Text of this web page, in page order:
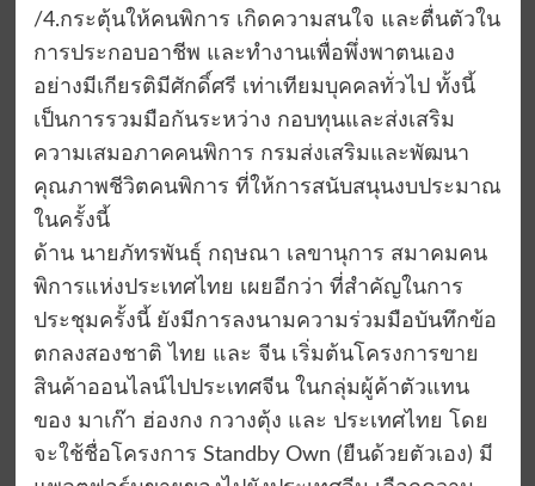
/4.กระตุ้นให้คนพิการ เกิดความสนใจ และตื่นตัวใน
การประกอบอาชีพ และทำงานเพื่อพึ่งพาตนเอง
อย่างมีเกียรติมีศักดิ์ศรี เท่าเทียมบุคคลทั่วไป ทั้งนี้
เป็นการรวมมือกันระหว่าง กอบทุนและส่งเสริม
ความเสมอภาคคนพิการ กรมส่งเสริมและพัฒนา
คุณภาพชีวิตคนพิการ ที่ให้การสนับสนุนงบประมาณ
ในครั้งนี้
ด้าน นายภัทรพันธุ์ กฤษณา เลขานุการ สมาคมคน
พิการแห่งประเทศไทย เผยอีกว่า ที่สำคัญในการ
ประชุมครั้งนี้ ยังมีการลงนามความร่วมมือบันทึกข้อ
ตกลงสองชาติ ไทย และ จีน เริ่มต้นโครงการขาย
สินค้าออนไลน์ไปประเทศจีน ในกลุ่มผู้ค้าตัวแทน
ของ มาเก๊า ฮ่องกง กวางตุ้ง และ ประเทศไทย โดย
จะใช้ชื่อโครงการ Standby Own (ยืนด้วยตัวเอง) มี